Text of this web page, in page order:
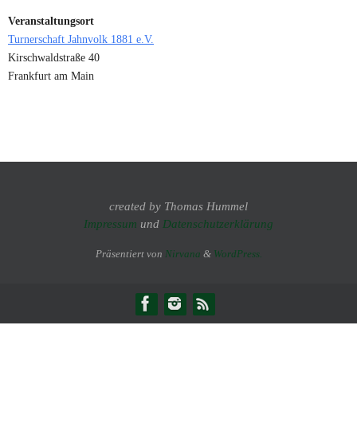
Veranstaltungsort
Turnerschaft Jahnvolk 1881 e.V.
Kirschwaldstraße 40
Frankfurt am Main
created by Thomas Hummel
Impressum und Datenschutzerklärung
Präsentiert von Nirvana & WordPress.